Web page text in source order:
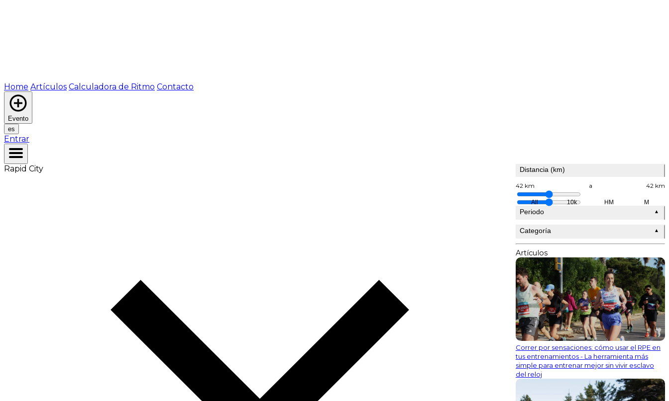
Home Artículos Calculadora de Ritmo Contacto
Evento
es
Entrar
Rapid City Distancia (km)
42 km a 42 km
All 10k HM M
Periodo ▲
Categoría ▲
Artículos
Correr por sensaciones: cómo usar el RPE en
tus entrenamientos - La herramienta más
simple para entrenar mejor sin vivir esclavo
del reloj